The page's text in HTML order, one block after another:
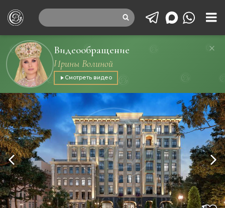
Видеообращение
Ирины Волиной
Смотреть видео